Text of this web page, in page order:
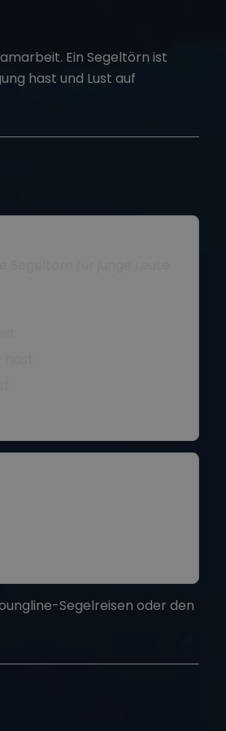
Ein Segeltörn ist
hast und Lust auf
Segelreisen oder den